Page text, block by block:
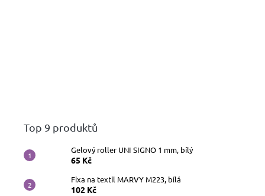
Top 9 produktů
Gelový roller UNI SIGNO 1 mm, bílý
65 Kč
Fixa na textil MARVY M223, bílá
102 Kč